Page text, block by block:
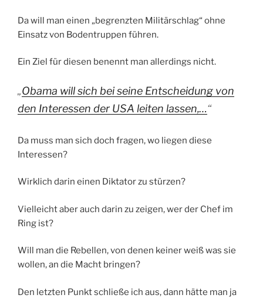
Da will man einen „begrenzten Militärschlag“ ohne
Einsatz von Bodentruppen führen.
Ein Ziel für diesen benennt man allerdings nicht.
„Obama will sich bei seine Entscheidung von
den Interessen der USA leiten lassen,…“
Da muss man sich doch fragen, wo liegen diese
Interessen?
Wirklich darin einen Diktator zu stürzen?
Vielleicht aber auch darin zu zeigen, wer der Chef im
Ring ist?
Will man die Rebellen, von denen keiner weiß was sie
wollen, an die Macht bringen?
Den letzten Punkt schließe ich aus, dann hätte man ja